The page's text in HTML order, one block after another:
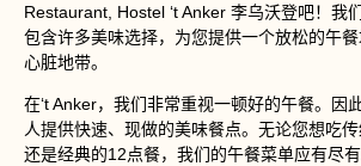
Restaurant, Hostel ‘t Anker 李乌沃登吧！我
包含许多美味选择，为您提供一个放松的午
心脏地带。
在‘t Anker，我们非常重视一顿好的午餐。因
人提供快速、现做的美味餐点。无论您想吃传
还是经典的12点餐，我们的午餐菜单应有尽有